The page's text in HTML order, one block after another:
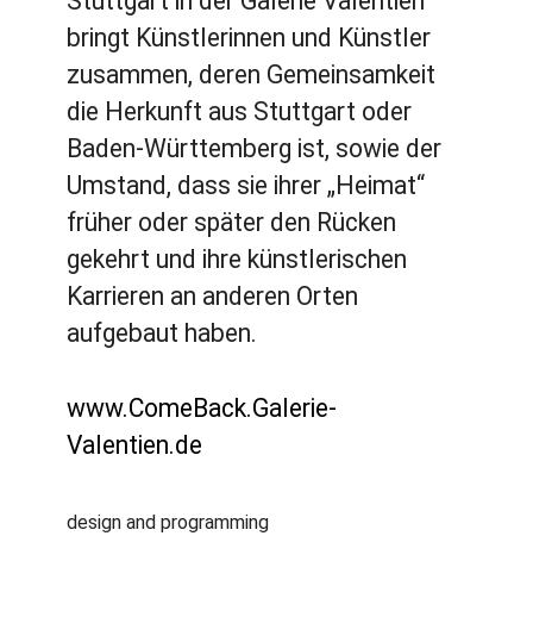
bringt Künstlerinnen und Künstler
zusammen, deren Gemeinsamkeit
die Herkunft aus Stuttgart oder
Baden-Württemberg ist, sowie der
Umstand, dass sie ihrer „Heimat“
früher oder später den Rücken
gekehrt und ihre künstlerischen
Karrieren an anderen Orten
aufgebaut haben.
www.ComeBack.Galerie-
Valentien.de
design and programming